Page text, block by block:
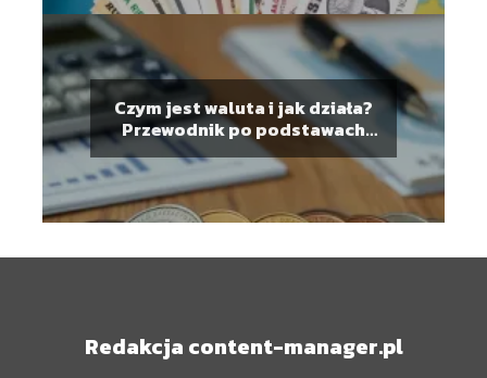
Czym jest waluta i jak działa?
Przewodnik po podstawach
finansów
Redakcja content-manager.pl